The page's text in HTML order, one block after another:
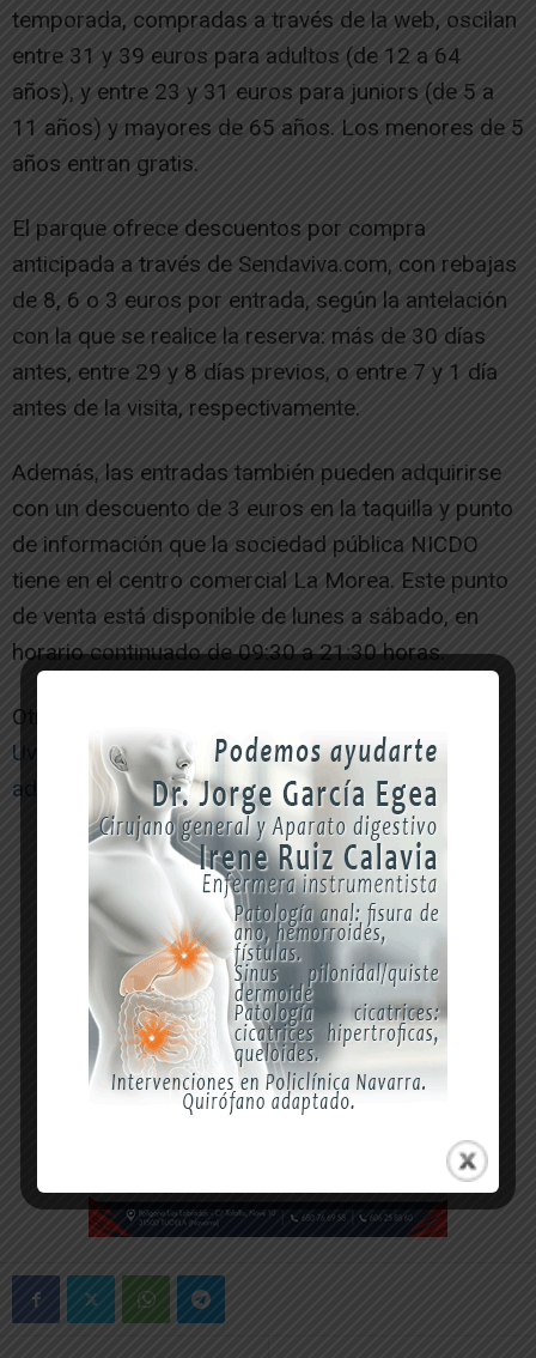
temporada, compradas a través de la web, oscilan
entre 31 y 39 euros para adultos (de 12 a 64
años), y entre 23 y 31 euros para juniors (de 5 a
11 años) y mayores de 65 años. Los menores de 5
años entran gratis.
El parque ofrece descuentos por compra
anticipada a través de Sendaviva.com, con rebajas
de 8, 6 o 3 euros por entrada, según la antelación
con la que se realice la reserva: más de 30 días
antes, entre 29 y 8 días previos, o entre 7 y 1 día
antes de la visita, respectivamente.
Además, las entradas también pueden adquirirse
con un descuento de 3 euros en la taquilla y punto
de información que la sociedad pública NICDO
tiene en el centro comercial La Morea. Este punto
de venta está disponible de lunes a sábado, en
horario continuado de 09:30 a 21:30 horas.
Otras noticias de interés:
Uvesa amplía su presencia en La Rioja con la
adquisición de una incubadora en Alfaro
-- Publicidad --